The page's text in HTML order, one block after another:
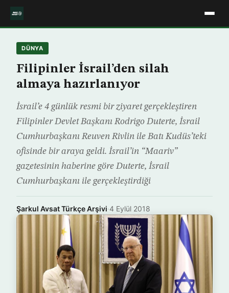
DÜNYA
Filipinler İsrail’den silah
almaya hazırlanıyor
İsrail’e 4 günlük resmi bir ziyaret gerçekleştiren
Filipinler Devlet Başkanı Rodrigo Duterte, İsrail
Cumhurbaşkanı Reuven Rivlin ile Batı Kudüs’teki
ofisinde bir araya geldi. İsrail’in “Maariv”
gazetesinin haberine göre Duterte, İsrail
Cumhurbaşkanı ile gerçekleştirdiği
Şarkul Avsat Türkçe Arşivi·4 Eylül 2018